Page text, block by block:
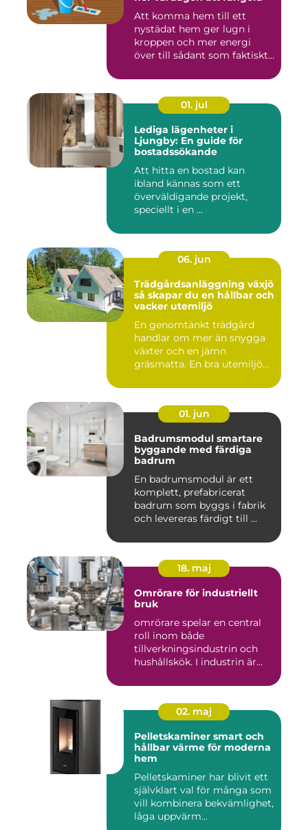
Att komma hem till ett
nystädat hem ger lugn i
kroppen och mer energi
över till sådant som faktiskt
01. jul
Lediga lägenheter i
Ljungby: En guide för
bostadssökande
Att hitta en bostad kan
ibland kännas som ett
överväldigande projekt,
speciellt i en ...
06. jun
Trädgårdsanläggning växjö
så skapar du en hållbar och
vacker utemiljö
En genomtänkt trädgård
handlar om mer än snygga
växter och en jämn
gräsmatta. En bra utemiljö
01. jun
Badrumsmodul smartare
byggande med färdiga
badrum
En badrumsmodul är ett
komplett, prefabricerat
badrum som byggs i fabrik
och levereras färdigt till ...
18. maj
Omrörare för industriellt
bruk
omrörare spelar en central
roll inom både
tillverkningsindustrin och
hushållskök. I industrin är
02. maj
Pelletskaminer smart och
hållbar värme för moderna
hem
Pelletskaminer har blivit ett
självklart val för många som
vill kombinera bekvämlighet,
låga uppvärm...